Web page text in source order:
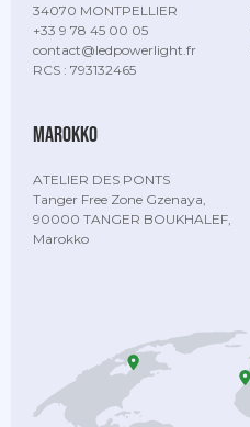
34070 MONTPELLIER
+33 9 78 45 00 05
contact@ledpowerlight.fr
RCS : 793132465
Marokko
ATELIER DES PONTS
Tanger Free Zone Gzenaya,
90000 TANGER BOUKHALEF,
Marokko